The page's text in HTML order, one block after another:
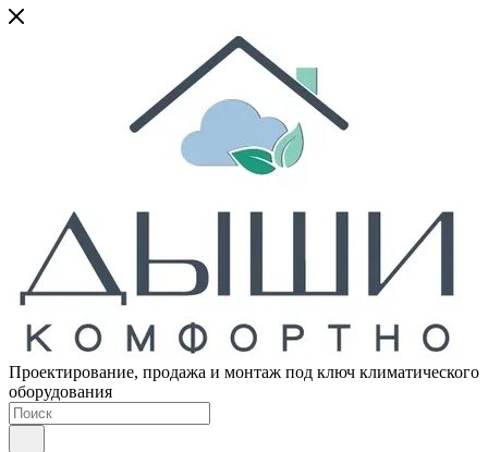
Проектирование, продажа и монтаж под ключ климатического
оборудования